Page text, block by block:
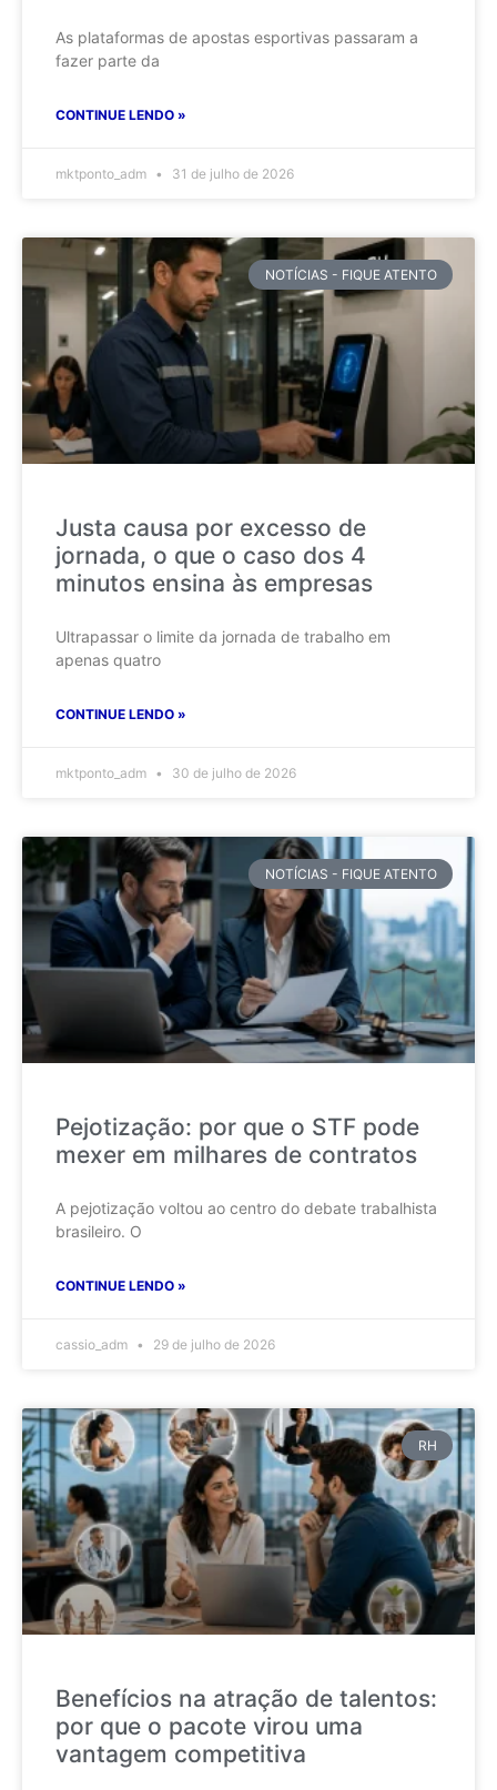
As plataformas de apostas esportivas passaram a
fazer parte da
CONTINUE LENDO »
mktponto_adm 31 de julho de 2026
NOTÍCIAS - FIQUE ATENTO
Justa causa por excesso de
jornada, o que o caso dos 4
minutos ensina às empresas
Ultrapassar o limite da jornada de trabalho em
apenas quatro
CONTINUE LENDO »
mktponto_adm 30 de julho de 2026
NOTÍCIAS - FIQUE ATENTO
Pejotização: por que o STF pode
mexer em milhares de contratos
A pejotização voltou ao centro do debate trabalhista
brasileiro. O
CONTINUE LENDO »
cassio_adm 29 de julho de 2026
RH
Benefícios na atração de talentos:
por que o pacote virou uma
vantagem competitiva